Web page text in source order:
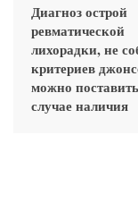
Диагноз острой
ревматической
лихорадки, не
критериев
можно
случае наличия